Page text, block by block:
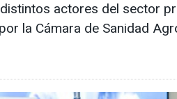
actores del sector
la Cámara de Sanidad